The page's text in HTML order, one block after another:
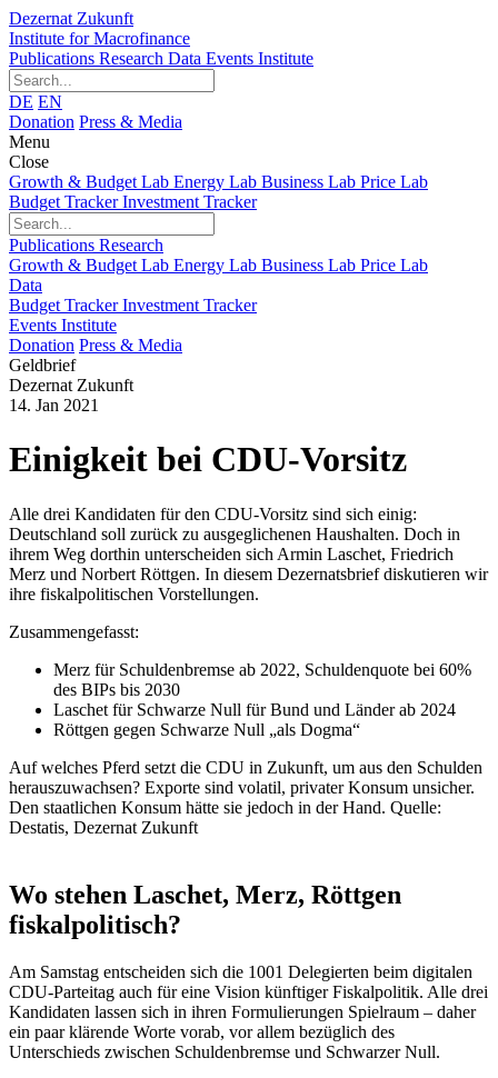
Dezernat Zukunft
Institute for Macrofinance
Publications Research Data Events Institute
DE EN
Donation Press & Media
Menu
Close
Growth & Budget Lab Energy Lab Business Lab Price Lab
Budget TrackerInvestment Tracker
Publications Research
Growth & Budget Lab Energy Lab Business Lab Price Lab
Data
Budget TrackerInvestment Tracker
Events Institute
Donation Press & Media
Geldbrief
Dezernat Zukunft
14. Jan 2021
Einigkeit bei CDU-Vorsitz
Alle drei Kandidaten für den CDU-Vorsitz sind sich einig:
Deutschland soll zurück zu ausgeglichenen Haushalten. Doch in
ihrem Weg dorthin unterscheiden sich Armin Laschet, Friedrich
Merz und Norbert Röttgen. In diesem Dezernatsbrief diskutieren wir
ihre fiskalpolitischen Vorstellungen.
Zusammengefasst:
Merz für Schuldenbremse ab 2022, Schuldenquote bei 60%
des BIPs bis 2030
Laschet für Schwarze Null für Bund und Länder ab 2024
Röttgen gegen Schwarze Null „als Dogma“
Auf welches Pferd setzt die CDU in Zukunft, um aus den Schulden
herauszuwachsen? Exporte sind volatil, privater Konsum unsicher.
Den staatlichen Konsum hätte sie jedoch in der Hand. Quelle:
Destatis, Dezernat Zukunft
Wo stehen Laschet, Merz, Röttgen
fiskalpolitisch?
Am Samstag entscheiden sich die 1001 Delegierten beim digitalen
CDU-Parteitag auch für eine Vision künftiger Fiskalpolitik. Alle drei
Kandidaten lassen sich in ihren Formulierungen Spielraum – daher
ein paar klärende Worte vorab, vor allem bezüglich des
Unterschieds zwischen Schuldenbremse und Schwarzer Null.